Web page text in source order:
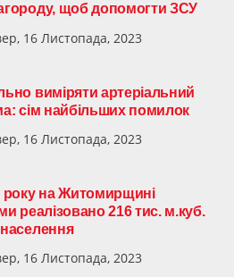
щоб допомогти ЗСУ
16 Листопада, 2023
виміряти артеріальний
сім найбільших помилок
16 Листопада, 2023
року на Житомирщині
реалізовано 216 тис. м.куб.
16 Листопада, 2023